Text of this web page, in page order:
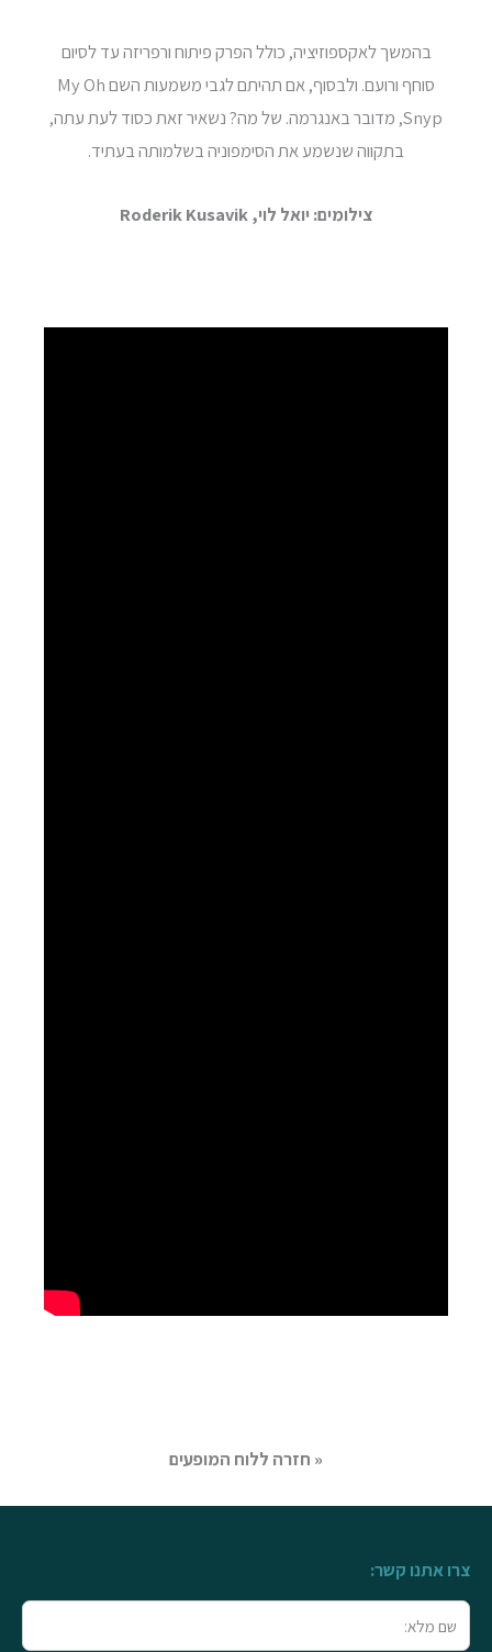
בהמשך לאקספוזיציה, כולל הפרק פיתוח ורפריזה עד לסיום
סוחף ורועם. ולבסוף, אם תהיתם לגבי משמעות השם My Oh
Snyp, מדובר באנגרמה. של מה? נשאיר זאת כסוד לעת עתה,
בתקווה שנשמע את הסימפוניה בשלמותה בעתיד.
צילומים: יואל לוי, Roderik Kusavik
« חזרה ללוח המופעים
צרו אתנו קשר: